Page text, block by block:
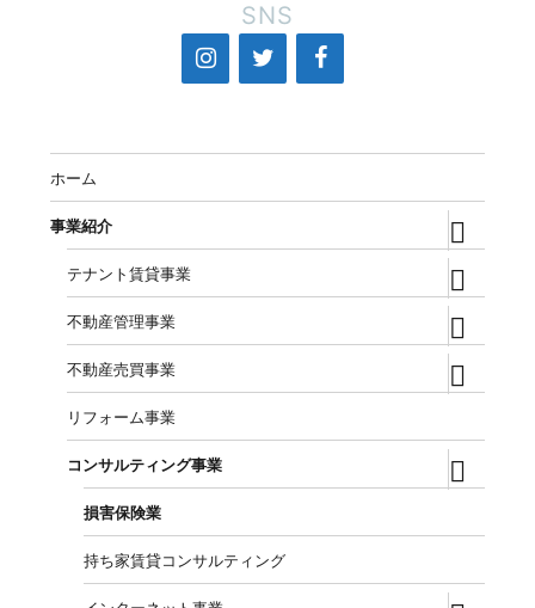
SNS
ホーム
事業紹介 expand
child
menu
テナント賃貸事業 expand
child
menu
不動産管理事業 expand
child
menu
不動産売買事業 expand
child
リフォーム事業
コンサルティング事業 expand
child
損害保険業
持ち家賃貸コンサルティング